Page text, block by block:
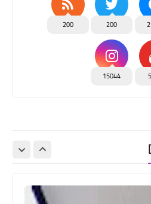
200
200
15044